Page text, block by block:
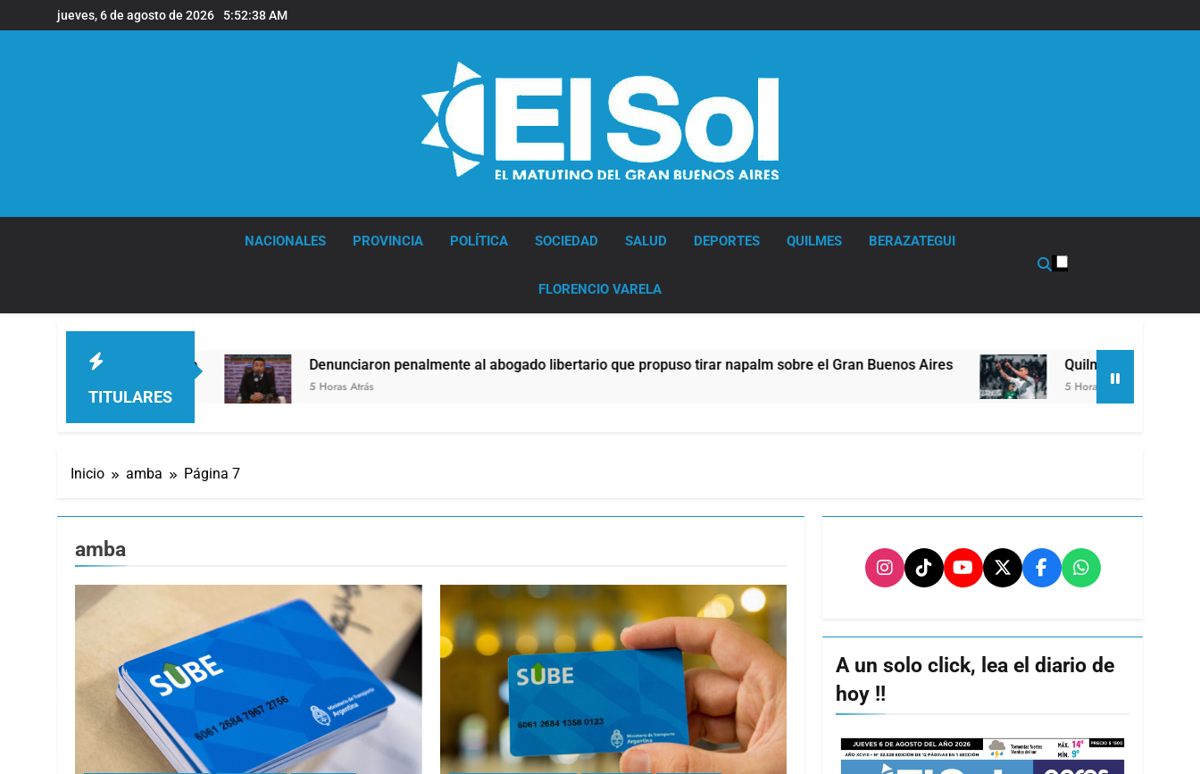
al
jueves, 6 de agosto de 2026 5:52:39 AM
NACIONALES PROVINCIA POLÍTICA SOCIEDAD SALUD DEPORTES QUILMES BERAZATEGUI
FLORENCIO VARELA
TITULARES
Denunciaron penalmente al abogado libertario que propuso tirar napalm sobre el Gran Buenos Aires
5 Horas Atrás
Quilmes derrotó 2-0 al líder Gimnasia de
5 Horas Atrás
Inicio amba Página 7
amba
A un solo click, lea el diario de
hoy !!